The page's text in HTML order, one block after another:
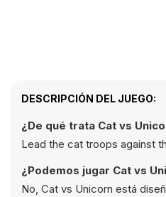
DESCRIPCIÓN DEL JUEGO:
¿De qué trata Cat vs
Lead the cat troops against
¿Podemos jugar Cat vs
No, Cat vs Unicorn está